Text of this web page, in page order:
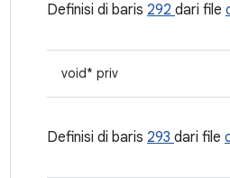
Definisi di baris 292 dari file
void* priv
Definisi di baris 293 dari file